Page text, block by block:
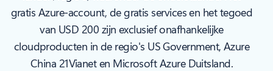
gratis Azure-account, de gratis services en het tegoed
van USD 200 zijn exclusief onafhankelijke
cloudproducten in de regio's US Government, Azure
China 21Vianet en Microsoft Azure Duitsland.